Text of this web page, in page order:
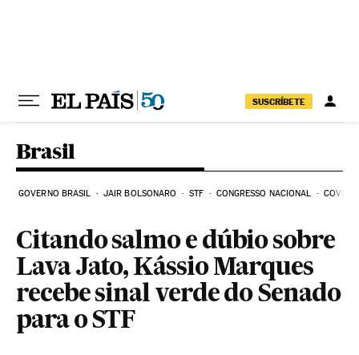
SUSCRÍBETE
Brasil
GOVERNO BRASIL JAIR BOLSONARO STF CONGRESSO NACIONAL COVID-
Citando salmo e dúbio sobre
Lava Jato, Kássio Marques
recebe sinal verde do Senado
para o STF